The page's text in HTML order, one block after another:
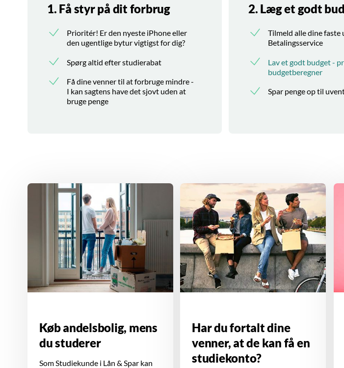
1. Få styr på dit forbrug
Prioritér! Er den nyeste iPhone eller
den ugentlige bytur vigtigst for dig?
Spørg altid efter studierabat
Få dine venner til at forbruge mindre -
I kan sagtens have det sjovt uden at
bruge penge
2. Læg et godt
Tilmeld alle dine faste
Betalingsservice
Lav et godt budget -
budgetberegner
Spar penge op til
Køb andelsbolig, mens
du studerer
Som Studiekunde i Lån & Spar kan
Har du fortalt dine
venner, at de kan få en
studiekonto?